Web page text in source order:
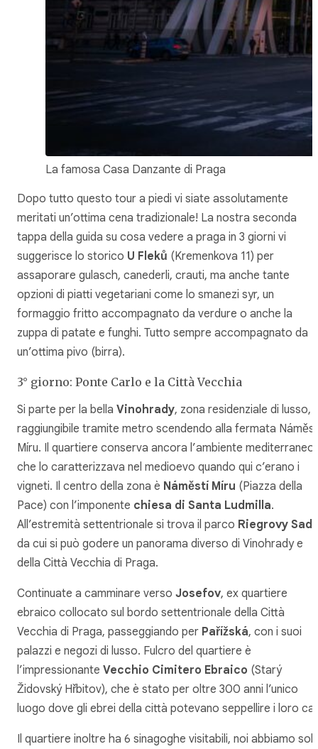
La famosa Casa Danzante di Praga
Dopo tutto questo tour a piedi vi siate assolutamente
meritati un’ottima cena tradizionale! La nostra seconda
tappa della guida su cosa vedere a praga in 3 giorni vi
suggerisce lo storico U Fleků (Kremenkova 11) per
assaporare gulasch, canederli, crauti, ma anche tante
opzioni di piatti vegetariani come lo smanezi syr, un
formaggio fritto accompagnato da verdure o anche la
zuppa di patate e funghi. Tutto sempre accompagnato da
un’ottima pivo (birra).
3° giorno: Ponte Carlo e la Città Vecchia
Si parte per la bella Vinohrady, zona residenziale di lusso,
raggiungibile tramite metro scendendo alla fermata
Míru. Il quartiere conserva ancora l’ambiente mediterraneo
che lo caratterizzava nel medioevo quando qui c’erano i
vigneti. Il centro della zona è Náměstí Míru (Piazza della
Pace) con l’imponente chiesa di Santa Ludmilla.
All’estremità settentrionale si trova il parco Riegrovy Sady
da cui si può godere un panorama diverso di Vinohrady e
della Città Vecchia di Praga.
Continuate a camminare verso Josefov, ex quartiere
ebraico collocato sul bordo settentrionale della Città
Vecchia di Praga, passeggiando per Pařížská, con i suoi
palazzi e negozi di lusso. Fulcro del quartiere è
l’impressionante Vecchio Cimitero Ebraico (Starý
Židovský Hřbitov), che è stato per oltre 300 anni l’unico
luogo dove gli ebrei della città potevano seppellire i loro
Il quartiere inoltre ha 6 sinagoghe visitabili, noi abbiamo